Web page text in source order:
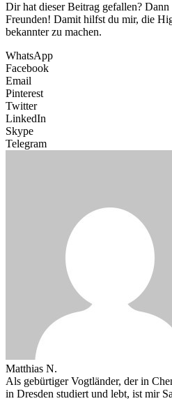
Dir hat dieser Beitrag gefallen?
Freunden! Damit hilfst du mir, die
bekannter zu machen.
WhatsApp
Facebook
Email
Pinterest
Twitter
LinkedIn
Skype
Telegram
Matthias N.
Als gebürtiger Vogtländer, der in
in Dresden studiert und lebt, ist mir